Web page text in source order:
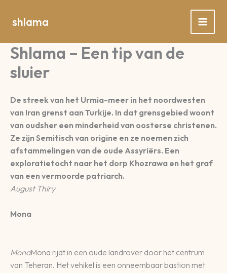
naar
inhoud
shlama
Shlama – Een tip van de
sluier
De streek van het Urmia-meer in het noordwesten
van Iran grenst aan Turkije. In dat grensgebied woont
van oudsher een minderheid van oosterse christenen.
Ze zijn Semitisch van origine en ze noemen zich
afstammelingen van de oude Assyriërs. Een
exploratietocht naar het dorp Khozrawa en het graf
van een vermoorde patriarch.
August Thiry
Mona
MonaMona rijdt in een oude landrover door het centrum
van Teheran. Het vehikel is een onneembaar bastion met